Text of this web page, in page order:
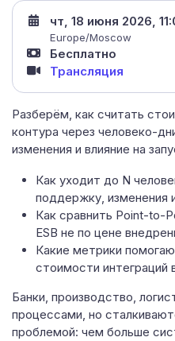
Разберём, как считать
контура через человеко-
изменения и влияние на
Как уходит до N
поддержку, изменения
Как сравнить Point-to-
ESB не по цене
Какие метрики
стоимости интеграций
Банки, производство,
процессами, но
проблемой: чем больше
чт, 18 июня 2026,
Europe/Moscow
Бесплатно
Трансляция